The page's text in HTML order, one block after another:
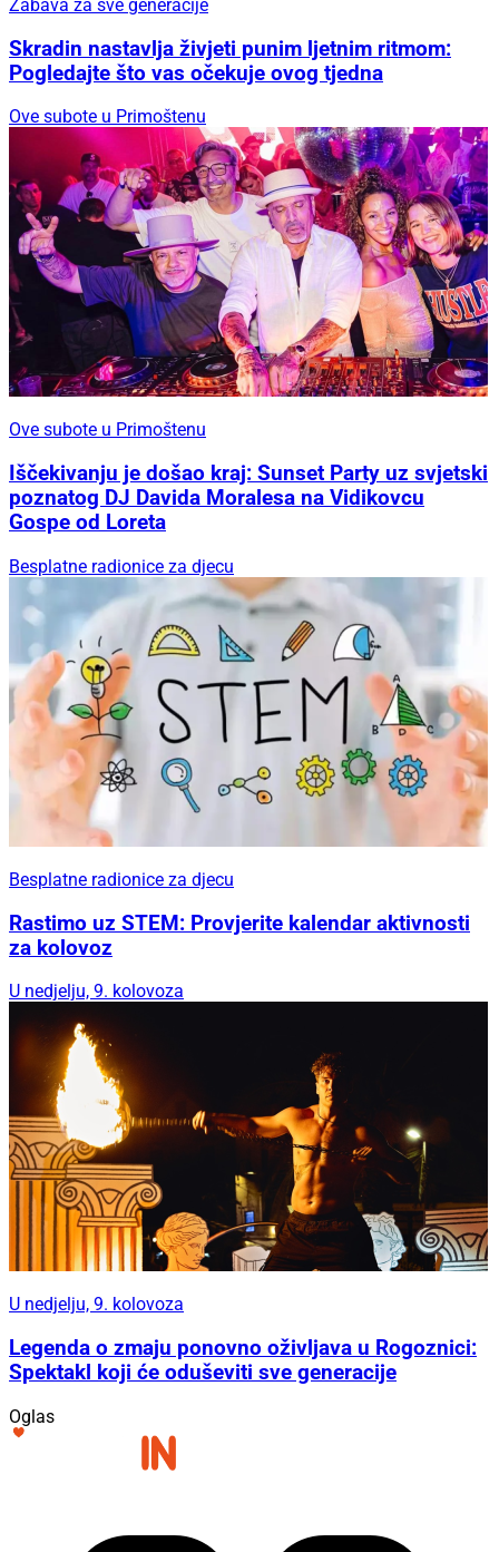
Zabava za sve generacije
Skradin nastavlja živjeti punim ljetnim ritmom:
Pogledajte što vas očekuje ovog tjedna
Ove subote u Primoštenu
Ove subote u Primoštenu
Iščekivanju je došao kraj: Sunset Party uz svjetski
poznatog DJ Davida Moralesa na Vidikovcu
Gospe od Loreta
Besplatne radionice za djecu
Besplatne radionice za djecu
Rastimo uz STEM: Provjerite kalendar aktivnosti
za kolovoz
U nedjelju, 9. kolovoza
U nedjelju, 9. kolovoza
Legenda o zmaju ponovno oživljava u Rogoznici:
Spektakl koji će oduševiti sve generacije
Oglas